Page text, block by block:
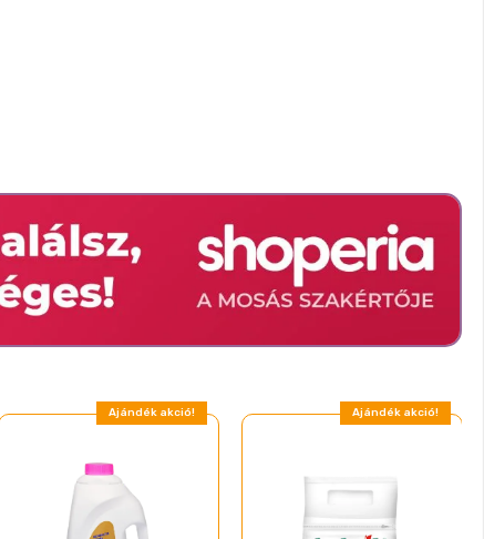
Ajándék akció! Ajándék akció!